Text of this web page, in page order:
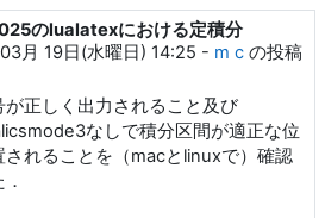
への返信
のlualatexにおける定積分
月 19日(水曜日) 14:25 - m cの投稿
が正しく出力されること及び
なしで積分区間が適正な位
されることを（macとlinuxで）確認